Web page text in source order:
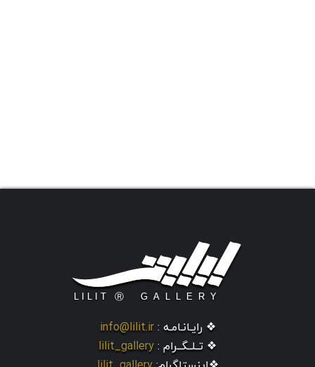
❖ رایـانـامـه : info@lilit.ir
❖ تــلــگــرام : lilit_gallery